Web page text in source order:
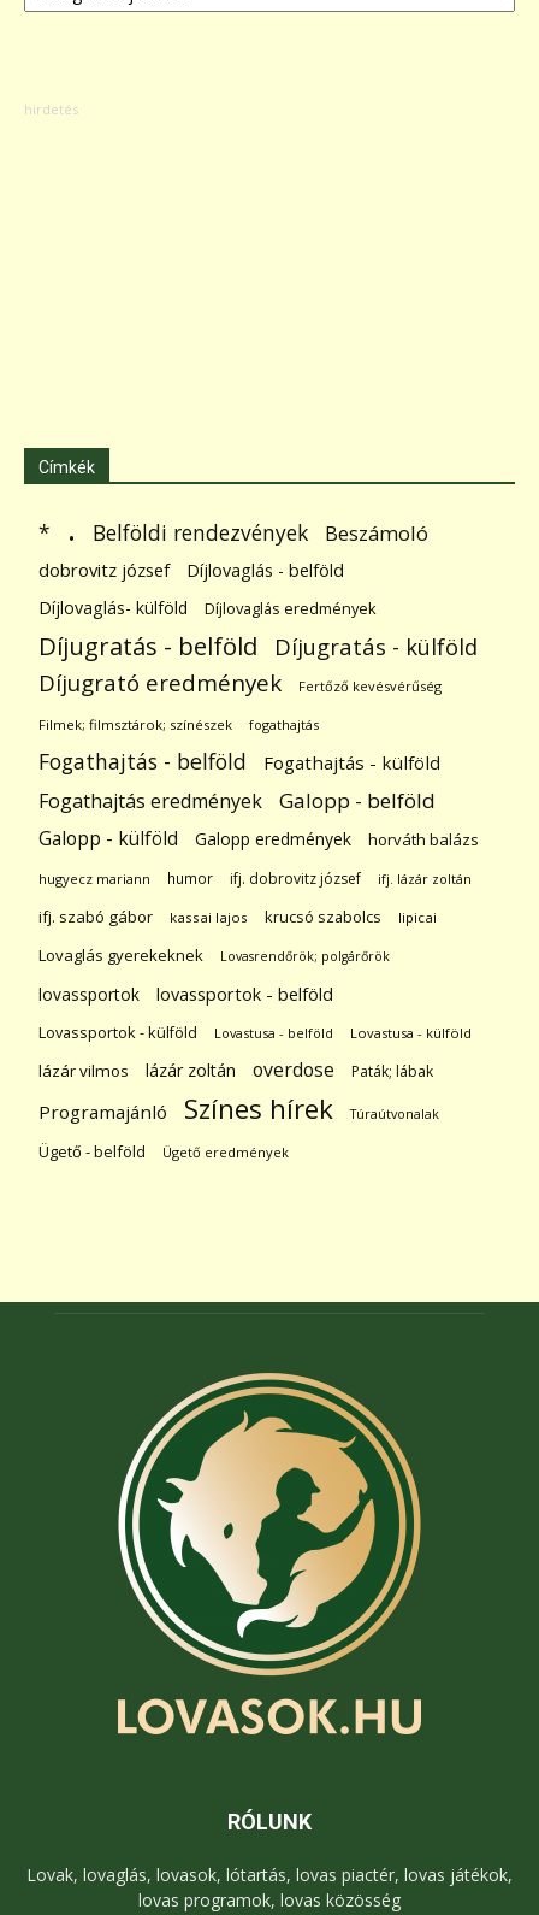
Címkék
* . Belföldi rendezvények Beszámoló
dobrovitz józsef
Díjlovaglás - belföld
Díjlovaglás- külföld
Díjlovaglás eredmények
Díjugratás - belföld Díjugratás - külföld
Díjugrató eredmények Fertőző kevésvérűség
Filmek; filmsztárok; színészek fogathajtás
Fogathajtás - belföld Fogathajtás - külföld
Fogathajtás eredmények Galopp - belföld
Galopp - külföld Galopp eredmények horváth balázs
hugyecz mariann humor ifj. dobrovitz józsef ifj. lázár zoltán
ifj. szabó gábor kassai lajos krucsó szabolcs lipicai
Lovaglás gyerekeknek Lovasrendőrök; polgárőrök
lovassportok lovassportok - belföld
Lovassportok - külföld Lovastusa - belföld Lovastusa - külföld
lázár vilmos lázár zoltán overdose Paták; lábak
Programajánló Színes hírek Túraútvonalak
Ügető - belföld Ügető eredmények
RÓLUNK
Lovak, lovaglás, lovasok, lótartás, lovas piactér, lovas játékok,
lovas programok, lovas közösség